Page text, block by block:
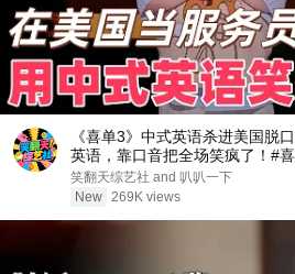
《喜单3》中式英语杀进美国脱
英语，靠口音把全场笑疯了！#
秀 #搞笑 #喜剧 #funny #综艺
笑翻天综艺社 and 叭叭一下
New 269K views